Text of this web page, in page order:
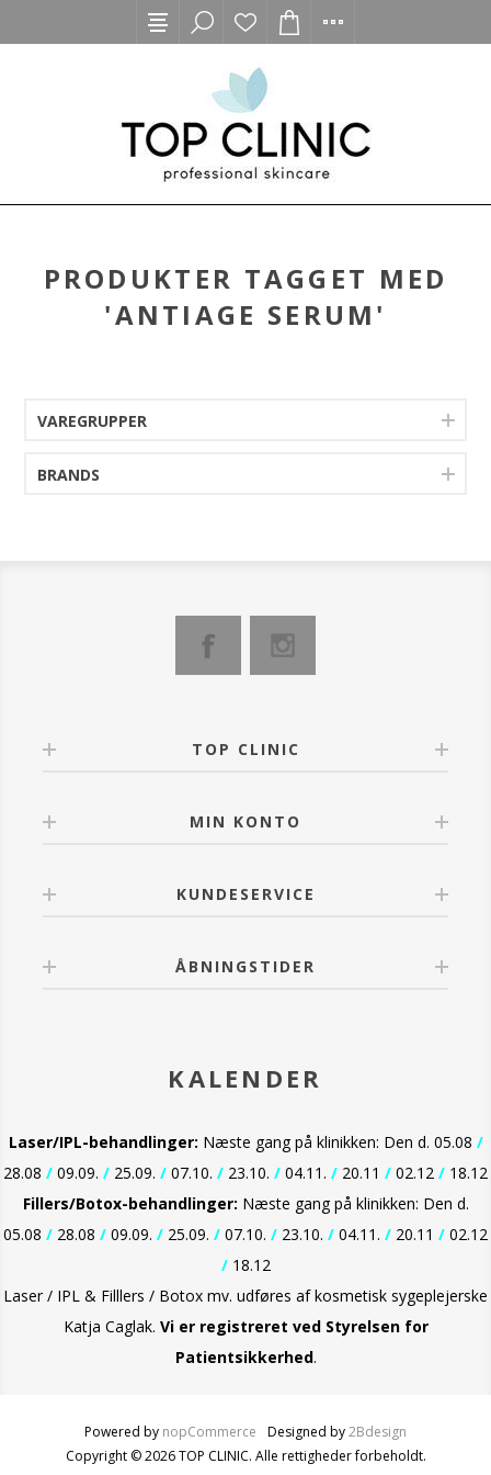
PRODUKTER TAGGET MED
'ANTIAGE SERUM'
VAREGRUPPER
BRANDS
TOP CLINIC
MIN KONTO
KUNDESERVICE
ÅBNINGSTIDER
KALENDER
Laser/IPL-behandlinger: Næste gang på klinikken: Den d. 05.08 /
28.08 / 09.09. / 25.09. / 07.10. / 23.10. / 04.11. / 20.11 / 02.12 / 18.12
Fillers/Botox-behandlinger: Næste gang på klinikken: Den d.
05.08 / 28.08 / 09.09. / 25.09. / 07.10. / 23.10. / 04.11. / 20.11 / 02.12
/18.12
Laser / IPL & Filllers / Botox mv. udføres af kosmetisk sygeplejerske
Katja Caglak. Vi er registreret ved Styrelsen for
Patientsikkerhed.
Powered by nopCommerce Designed by2Bdesign
Copyright © 2026 TOP CLINIC. Alle rettigheder forbeholdt.